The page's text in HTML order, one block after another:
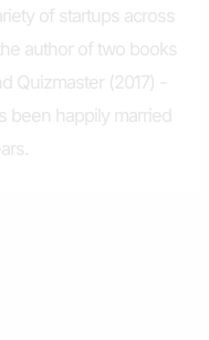
of startups across
author of two books
Quizmaster (2017) -
been happily married